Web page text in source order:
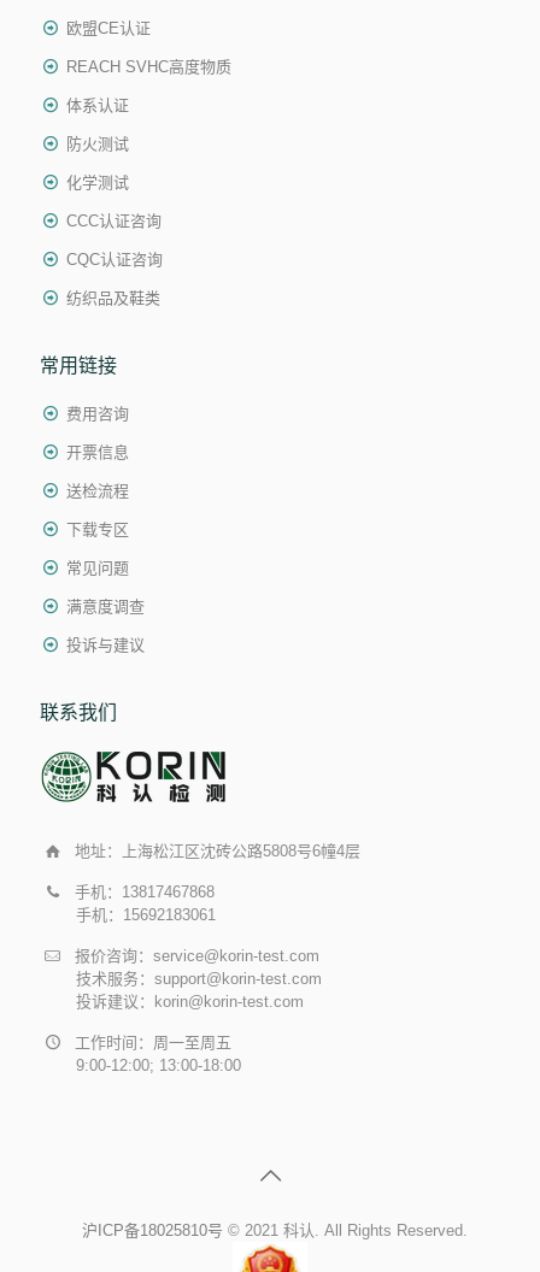
欧盟CE认证
REACH SVHC高度物质
体系认证
防火测试
化学测试
CCC认证咨询
CQC认证咨询
纺织品及鞋类
常用链接
费用咨询
开票信息
送检流程
下载专区
常见问题
满意度调查
投诉与建议
联系我们
地址：上海松江区沈砖公路5808号6幢4层
手机：13817467868
手机：15692183061
报价咨询：service@korin-test.com
技术服务：support@korin-test.com
投诉建议：korin@korin-test.com
工作时间：周一至周五
9:00-12:00; 13:00-18:00
沪ICP备18025810号 © 2021 科认. All Rights Reserved.